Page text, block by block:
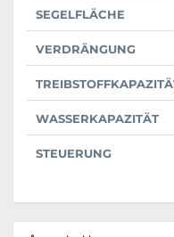
SEGELFLÄCHE
VERDRÄNGUNG
WASSERKAPAZITÄT
STEUERUNG